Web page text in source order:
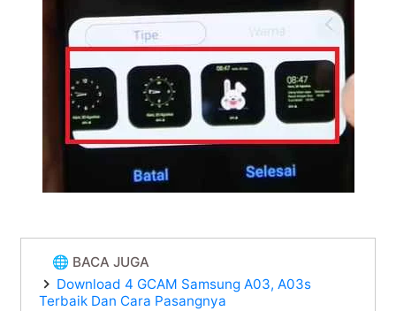
🌐 BACA JUGA
Download 4 GCAM Samsung A03, A03s
Terbaik Dan Cara Pasangnya